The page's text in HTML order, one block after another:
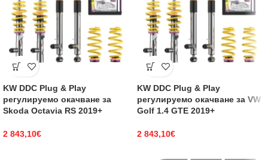
KW DDC Plug & Play
регулируемо окачване за
Skoda Octavia RS 2019+
2 843,10€
KW DDC Plug & Play
регулируемо окачване за VW
Golf 1.4 GTE 2019+
2 843,10€